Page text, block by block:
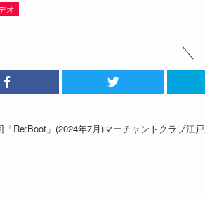
オ
「Re:Boot」(2024年7月)マーチャントクラブ江